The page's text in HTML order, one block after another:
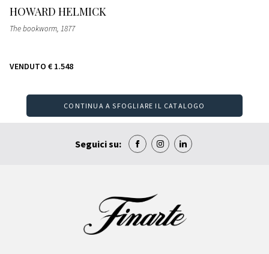
HOWARD HELMICK
The bookworm, 1877
VENDUTO € 1.548
CONTINUA A SFOGLIARE IL CATALOGO
Seguici su: